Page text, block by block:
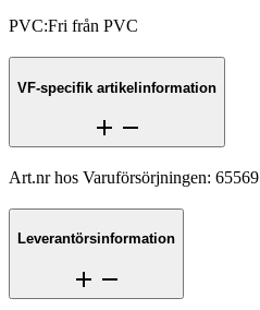
PVC:Fri från PVC
VF-specifik artikelinformation
Art.nr hos Varuförsörjningen: 65569
Leverantörsinformation